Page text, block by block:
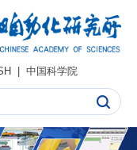
| 中国科学院